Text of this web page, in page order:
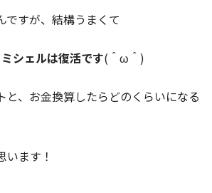
ですが、結構うまくて
シェルは復活です(＾ω＾)
と、お金換算したらどのくらいになる
ます！